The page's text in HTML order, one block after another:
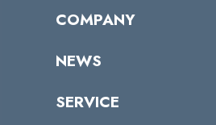
受講者の声
COMPANY
トップメッセージ
ミッション／ビジョン
NEWS
サイバーニュース
SERVICE